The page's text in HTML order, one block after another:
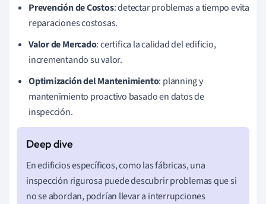
Prevención de Costos: detectar problemas a tiempo evita
reparaciones costosas.
Valor de Mercado: certifica la calidad del edificio,
incrementando su valor.
Optimización del Mantenimiento: planning y
mantenimiento proactivo basado en datos de
inspección.
En edificios específicos, como las fábricas, una
inspección rigurosa puede descubrir problemas que si
no se abordan, podrían llevar a interrupciones